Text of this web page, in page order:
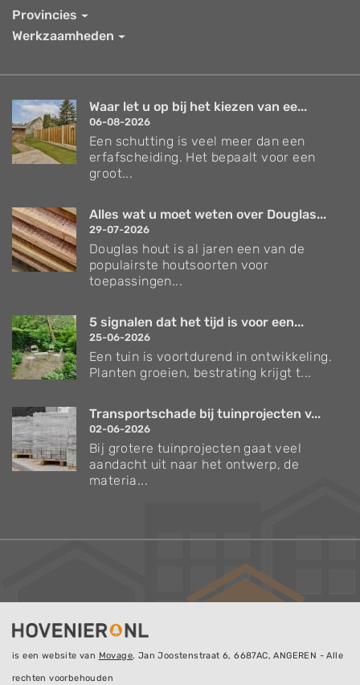
Provincies
Werkzaamheden
Waar let u op bij het kiezen van ee...
06-08-2026
Een schutting is veel meer dan een
erfafscheiding. Het bepaalt voor een
groot...
Alles wat u moet weten over Douglas...
29-07-2026
Douglas hout is al jaren een van de
populairste houtsoorten voor
toepassingen...
5 signalen dat het tijd is voor een...
25-06-2026
Een tuin is voortdurend in ontwikkeling.
Planten groeien, bestrating krijgt t...
Transportschade bij tuinprojecten v...
02-06-2026
Bij grotere tuinprojecten gaat veel
aandacht uit naar het ontwerp, de
materia...
is een website van Movage, Jan Joostenstraat 6, 6687AC, ANGEREN - Alle
rechten voorbehouden